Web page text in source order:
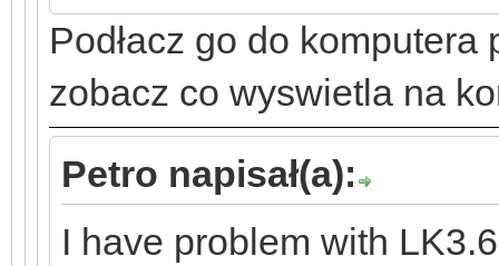
Podłacz go do
zobacz co wyswietla na
Petro napisał(a):
I have problem with LK3.6